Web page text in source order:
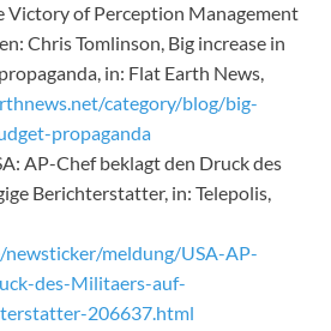
Victory of Perception Management
Chris Tomlinson, Big increase in
in: Flat Earth News,
category/blog/big-
propaganda
AP-Chef beklagt den Druck des
Berichterstatter, in: Telepolis,
meldung/USA-AP-
des-Militaers-auf-
206637.html